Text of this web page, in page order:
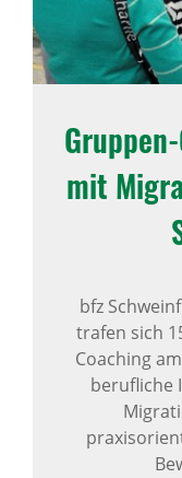
mit
bfz
trafen sich
Coaching
berufliche